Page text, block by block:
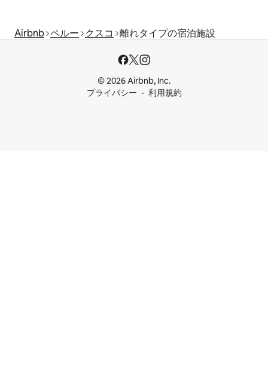
Airbnb ペルー クスコ 離れタイプの宿泊施設
© 2026 Airbnb, Inc.
プライバシー
利用規約